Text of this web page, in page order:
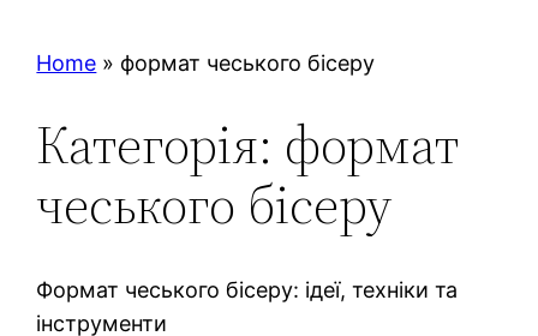
Home » формат чеського бісеру
Категорія: формат
чеського бісеру
Формат чеського бісеру: ідеї, техніки та
інструменти